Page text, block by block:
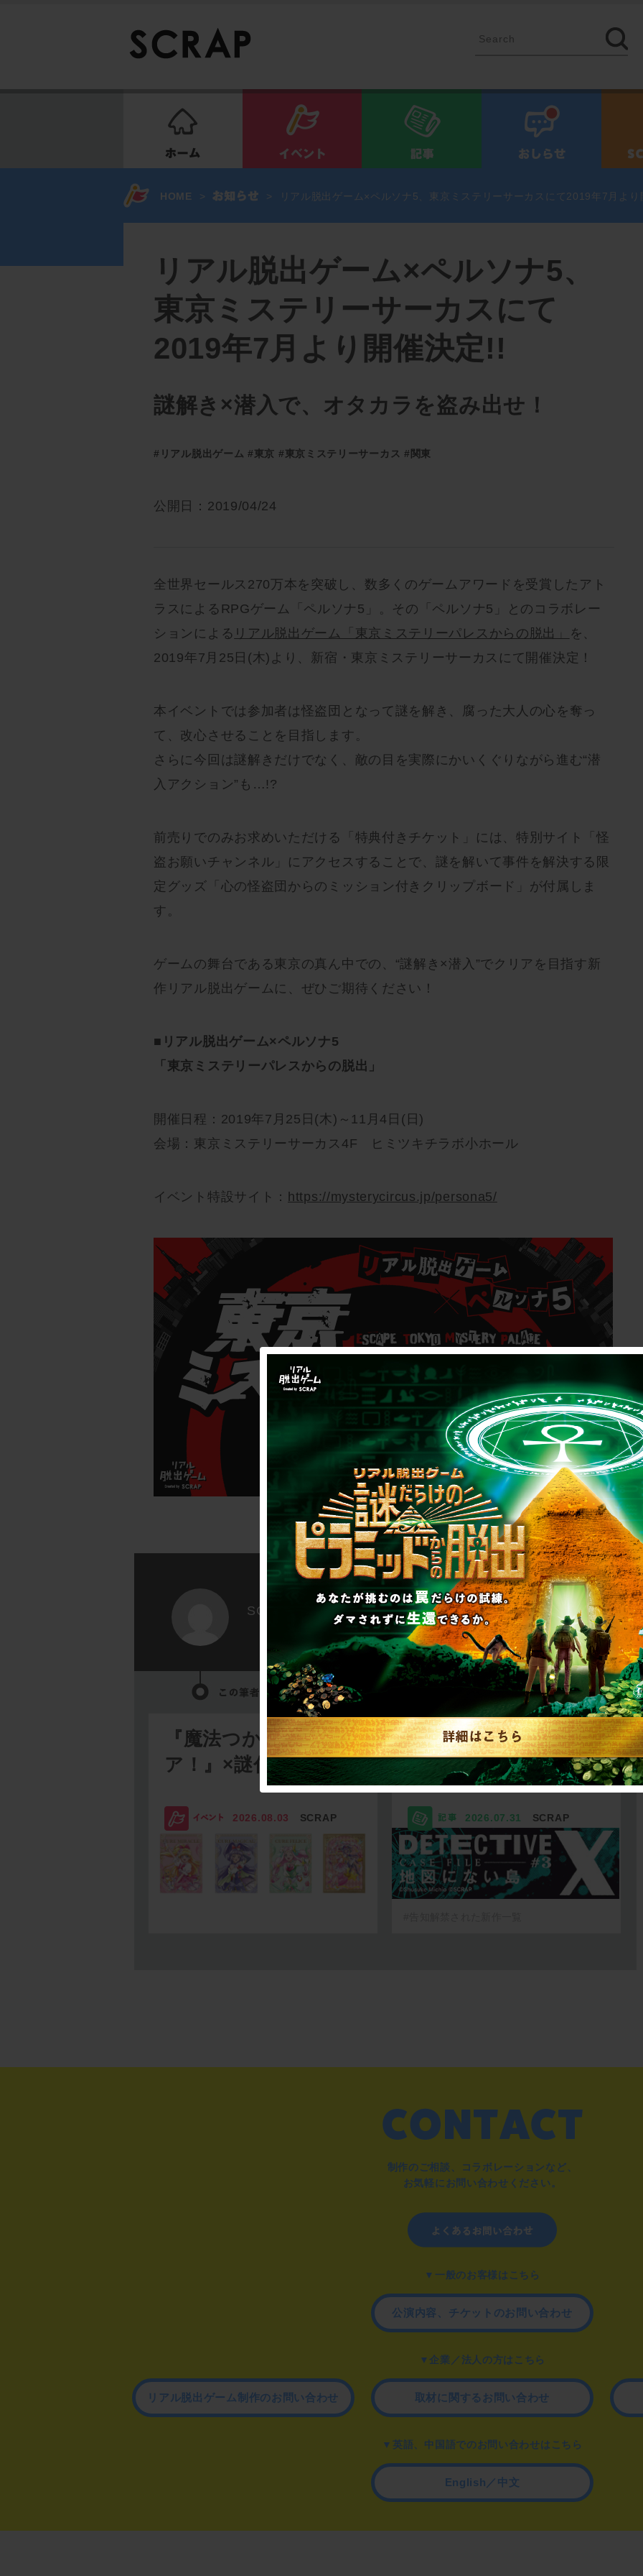
HOME > > リアル脱出ゲーム×ペルソナ5、東京ミステリーサーカスにて2019年7月よ
リアル脱出ゲーム×ペルソナ5、
東京ミステリーサーカスにて
2019年7月より開催決定!!
謎解き×潜入で、オタカラを盗み出せ！
#リアル脱出ゲーム #東京 #東京ミステリーサーカス #関東
公開日：2019/04/24
全世界セールス270万本を突破し、数多くのゲームアワードを受賞したアト
ラスによるRPGゲーム「ペルソナ5」。その「ペルソナ5」とのコラボレー
ションによる リアル脱出ゲーム「東京ミステリーパレスからの脱出」
を、
2019年7月25日(木)より、新宿・東京ミステリーサーカスにて開催決定！
本イベントでは参加者は怪盗団となって謎を解き、腐った大人の心を奪っ
て、改心させることを目指します。
さらに今回は謎解きだけでなく、敵の目を実際にかいくぐりながら進む“潜
入アクション”も…!?
前売りでのみお求めいただける「特典付きチケット」には、特別サイト「怪
盗お願いチャンネル」にアクセスすることで、謎を解いて事件を解決する限
定グッズ「心の怪盗団からのミッション付きクリップボード」が付属しま
す。
ゲームの舞台である東京の真ん中での、“謎解き×潜入”でクリアを目指す新
作リアル脱出ゲームに、ぜひご期待ください！
■リアル脱出ゲーム×ペルソナ5
「東京ミステリーパレスからの脱出」
開催日程：2019年7月25日(木)～11月4日(日)
会場：東京ミステリーサーカス4F ヒミツキチラボ小ホール
イベント特設サイト： https://mysterycircus.jp/persona5/
SCRAP
『魔法つかいプリキュ
ア！』×謎付きクリ…
2026.08.03 SCRAP
【2026年7月】告知解
禁された新作一…
2026.07.31 SCRAP
制作のご相談、コラボレーションなど、
お気軽にお問い合わせください。
▼一般のお客様はこちら
公演内容、チケットのお問い合わせ
▼企業／法人の方はこちら
リアル脱出ゲーム制作のお問い合わせ 取材に関するお問い合わせ
▼英語、中国語でのお問い合わせはこちら
English／中文